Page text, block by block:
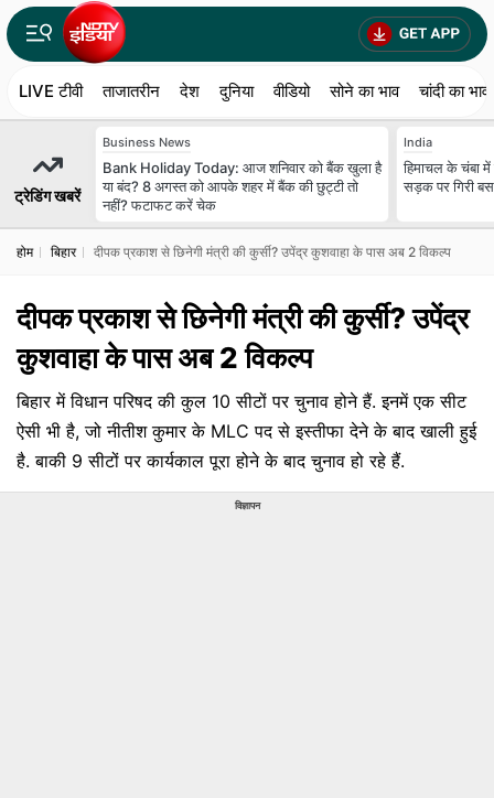
LIVE टीवी ताजातरीन देश दुनिया वीडियो सोने का भाव चांदी का भाव
ट्रेडिंग खबरें
Business News
Bank Holiday Today: आज शनिवार को बैंक खुला है
या बंद? 8 अगस्त को आपके शहर में बैंक की छुट्टी तो
नहीं? फटाफट करें चेक
India
हिमाचल के चंबा में
सड़क पर गिरी
होम बिहार दीपक प्रकाश से छिनेगी मंत्री की कुर्सी? उपेंद्र कुशवाहा के पास अब 2 विकल्प
दीपक प्रकाश से छिनेगी मंत्री की कुर्सी? उपेंद्र
कुशवाहा के पास अब 2 विकल्प
बिहार में विधान परिषद की कुल 10 सीटों पर चुनाव होने हैं. इनमें एक सीट
ऐसी भी है, जो नीतीश कुमार के MLC पद से इस्तीफा देने के बाद खाली हुई
है. बाकी 9 सीटों पर कार्यकाल पूरा होने के बाद चुनाव हो रहे हैं.
विज्ञापन